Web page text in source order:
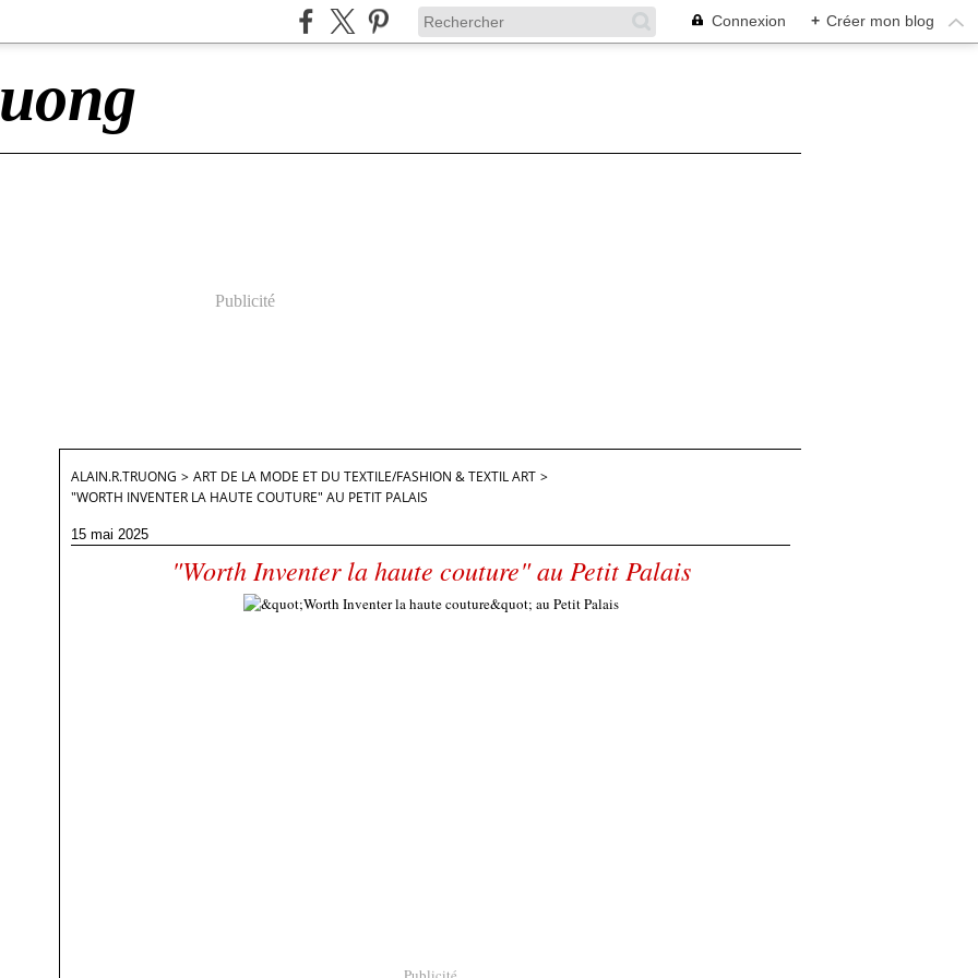
Connexion + Créer mon blog
Publicité
ALAIN.R.TRUONG > ART DE LA MODE ET DU TEXTILE/FASHION & TEXTIL ART >
"WORTH INVENTER LA HAUTE COUTURE" AU PETIT PALAIS
15 mai 2025
"Worth Inventer la haute couture" au Petit Palais